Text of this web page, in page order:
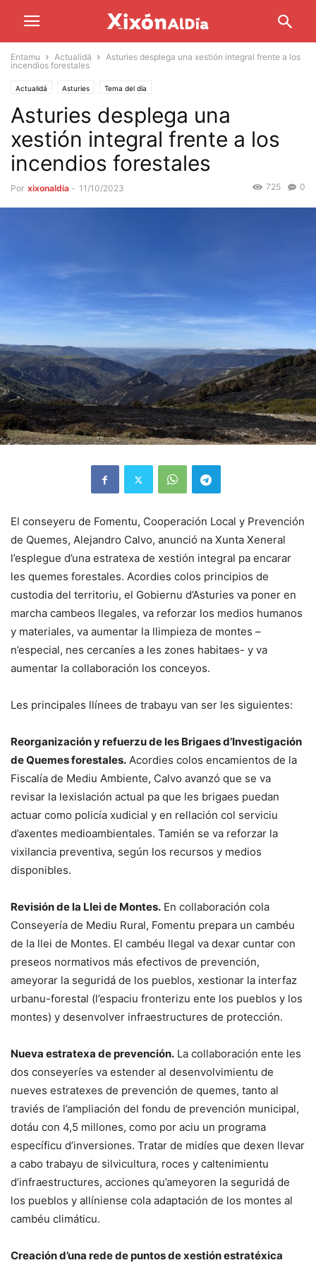
Entamu Actualidá
Asturies desplega una xestión integral frente a los
incendios forestales
Actualidá Asturies Tema del día
Asturies desplega una
xestión integral frente a los
incendios forestales
Por xixonaldia - 11/10/2023 0
725
El conseyeru de Fomentu, Cooperación Local y Prevención
de Quemes, Alejandro Calvo, anunció na Xunta Xeneral
l’esplegue d’una estratexa de xestión integral pa encarar
les quemes forestales. Acordies colos principios de
custodia del territoriu, el Gobiernu d’Asturies va poner en
marcha cambeos llegales, va reforzar los medios humanos
y materiales, va aumentar la llimpieza de montes –
n’especial, nes cercaníes a les zones habitaes- y va
aumentar la collaboración los conceyos.
Les principales llínees de trabayu van ser les siguientes:
Reorganización y refuerzu de les Brigaes d’Investigación
de Quemes forestales. Acordies colos encamientos de la
Fiscalía de Mediu Ambiente, Calvo avanzó que se va
revisar la lexislación actual pa que les brigaes puedan
actuar como policía xudicial y en rellación col serviciu
d’axentes medioambientales. Tamién se va reforzar la
vixilancia preventiva, según los recursos y medios
disponibles.
Revisión de la Llei de Montes. En collaboración cola
Conseyería de Mediu Rural, Fomentu prepara un cambéu
de la llei de Montes. El cambéu llegal va dexar cuntar con
preseos normativos más efectivos de prevención,
ameyorar la seguridá de los pueblos, xestionar la interfaz
urbanu-forestal (l’espaciu fronterizu ente los pueblos y los
montes) y desenvolver infraestructures de protección.
Nueva estratexa de prevención. La collaboración ente les
dos conseyeríes va estender al desenvolvimientu de
nueves estratexes de prevención de quemes, tanto al
traviés de l’ampliación del fondu de prevención municipal,
dotáu con 4,5 millones, como por aciu un programa
específicu d’inversiones. Tratar de midíes que dexen llevar
a cabo trabayu de silvicultura, roces y caltenimientu
d’infraestructures, acciones qu’ameyoren la seguridá de
los pueblos y allíniense cola adaptación de los montes al
cambéu climáticu.
Creación d’una rede de puntos de xestión estratéxica